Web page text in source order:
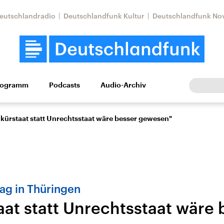
Deutschlandfunk Kultur Deutschlandfunk
Wissen Kultur Europa
Nahostkonflikt
Iran
Podcasts Audio-Archiv
statt Unrechtsstaat wäre besser gewesen"
in Thüringen
statt Unrechtsstaat wäre